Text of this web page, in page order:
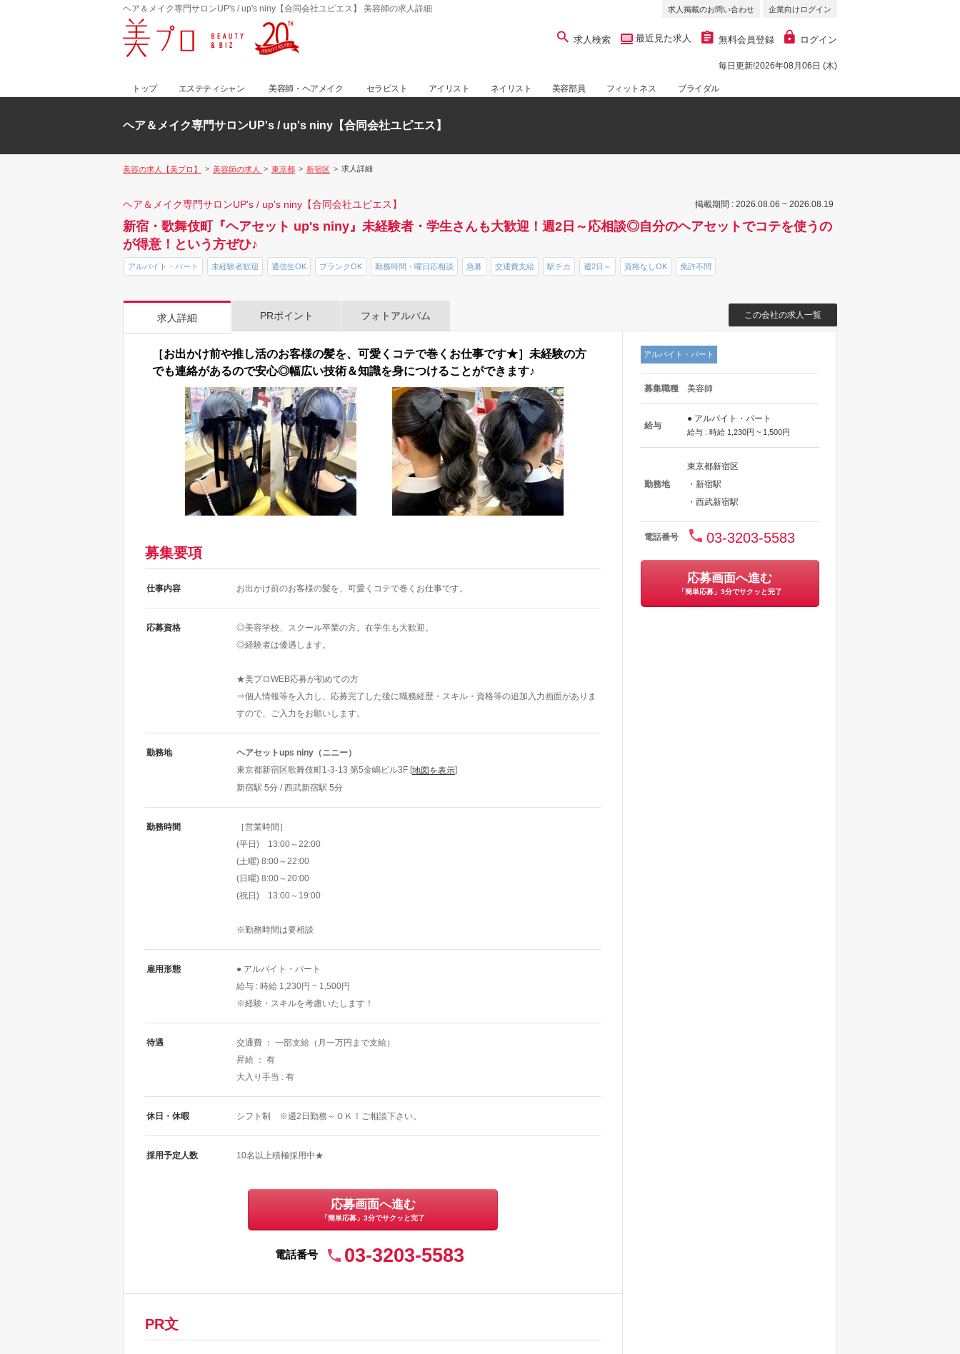
ヘア＆メイク専門サロンUP's / up's niny【合同会社ユピエス】 美容師の求人詳細 求人掲載のお問い合わせ 企業向けログイン
求人検索 最近見た求人 無料会員登録 ログイン
毎日更新!2026年08月06日 (木)
トップ エステティシャン 美容師・ヘアメイク セラピスト アイリスト ネイリスト 美容部員 フィットネス ブライダル
ヘア＆メイク専門サロンUP's / up's niny【合同会社ユピエス】
美容の求人【美プロ】 美容師の求人 東京都 新宿区 求人詳細
ヘア＆メイク専門サロンUP's / up's niny【合同会社ユピエス】 掲載期間 : 2026.08.06 ~ 2026.08.19
新宿・歌舞伎町『ヘアセット up's niny』未経験者・学生さんも大歓迎！週2日～応相談◎自分のヘアセットでコテを使うの
が得意！という方ぜひ♪
アルバイト・パート 未経験者歓迎 通信生OK ブランクOK 勤務時間・曜日応相談 急募 交通費支給 駅チカ 週2日～ 資格なしOK 免許不問
求人詳細 PRポイント フォトアルバム この会社の求人一覧
［お出かけ前や推し活のお客様の髪を、可愛くコテで巻くお仕事です★］未経験の方
でも連絡があるので安心◎幅広い技術＆知識を身につけることができます♪
募集要項
仕事内容 お出かけ前のお客様の髪を、可愛くコテで巻くお仕事です。
応募資格
◎美容学校、スクール卒業の方。在学生も大歓迎。
◎経験者は優遇します。
★美プロWEB応募が初めての方
⇒個人情報等を入力し、応募完了した後に職務経歴・スキル・資格等の追加入力画面がありま
すので、ご入力をお願いします。
勤務地
ヘアセットups niny（ニニー）
東京都新宿区歌舞伎町1-3-13 第5金嶋ビル3F [地図を表示]
新宿駅 5分 / 西武新宿駅 5分
勤務時間
［営業時間］
(平日) 13:00～22:00
(土曜) 8:00～22:00
(日曜) 8:00～20:00
(祝日) 13:00～19:00
※勤務時間は要相談
雇用形態
● アルバイト・パート
給与 : 時給 1,230円 ~ 1,500円
※経験・スキルを考慮いたします！
待遇
交通費 ： 一部支給（月一万円まで支給）
昇給 ： 有
大入り手当 : 有
休日・休暇 シフト制 ※週2日勤務～ＯＫ！ご相談下さい。
採用予定人数 10名以上積極採用中★
応募画面へ進む
「簡単応募」3分でサクッと完了
電話番号 03-3203-5583
PR文
アルバイト・パート
募集職種 美容師
給与
● アルバイト・パート
給与 : 時給 1,230円 ~ 1,500円
勤務地
東京都新宿区
・新宿駅
・西武新宿駅
電話番号 03-3203-5583
応募画面へ進む
「簡単応募」3分でサクッと完了